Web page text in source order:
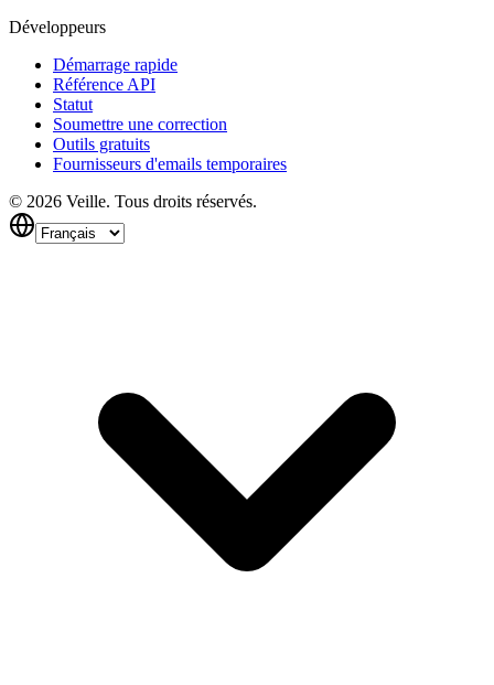
Développeurs
Démarrage rapide
Référence API
Statut
Soumettre une correction
Outils gratuits
Fournisseurs d'emails temporaires
© 2026 Veille. Tous droits réservés.